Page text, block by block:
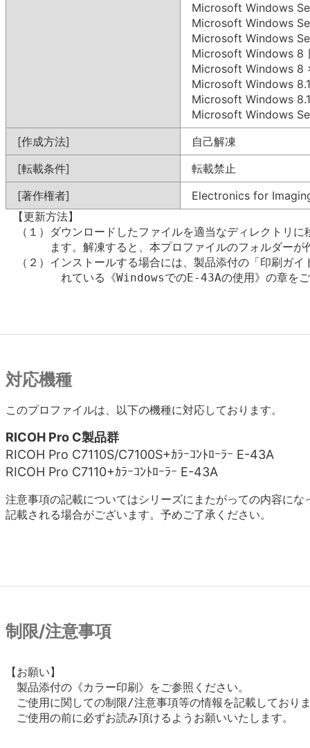
Microsoft Windows
Microsoft Windows
Microsoft Windows
Microsoft Windows 8
Microsoft Windows 8
Microsoft Windows
Microsoft Windows
Microsoft Windows
[作成方法]
自己解凍
[転載条件]
転載禁止
[著作権者]
Electronics for
【更新方法】
（１）ダウンロードしたファイルを適当なディレクトリに
ます。解凍すると、本プロファイルのフォルダーが
（２）インストールする場合には、製品添付の「印刷ガイ
れている《WindowsでのE-43Aの使用》の章をご
対応機種
このプロファイルは、以下の機種に対応しております。
RICOH Pro C製品群
RICOH Pro C7110S/C7100S+ｶﾗｰｺﾝﾄﾛｰﾗｰ E-43A
RICOH Pro C7110+ｶﾗｰｺﾝﾄﾛｰﾗｰ E-43A
注意事項の記載についてはシリーズにまたがっての内容に
記載される場合がございます。予めご了承ください。
制限/注意事項
【お願い】
製品添付の《カラー印刷》をご参照ください。
ご使用に関しての制限/注意事項等の情報を記載しており
ご使用の前に必ずお読み頂けるようお願いいたします。